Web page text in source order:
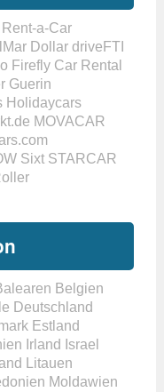
Rent-a-Car
Dollar driveFTI
Firefly Car Rental
Guerin
Holidaycars
MOVACAR
Sixt STARCAR
Belgien
Deutschland
Estland
Irland
Israel
Litauen
Moldawien